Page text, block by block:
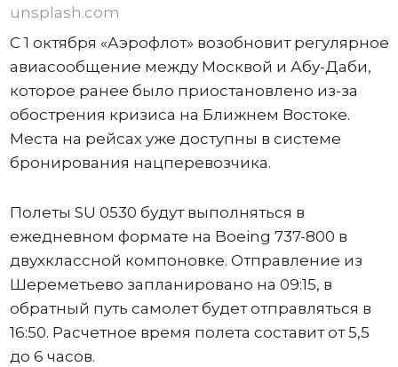
unsplash.com
С 1 октября «Аэрофлот» возобновит регулярное
авиасообщение между Москвой и Абу-Даби,
которое ранее было приостановлено из-за
обострения кризиса на Ближнем Востоке.
Места на рейсах уже доступны в системе
бронирования нацперевозчика.
Полеты SU 0530 будут выполняться в
ежедневном формате на Boeing 737-800 в
двухклассной компоновке. Отправление из
Шереметьево запланировано на 09:15, в
обратный путь самолет будет отправляться в
16:50. Расчетное время полета составит от 5,5
до 6 часов.